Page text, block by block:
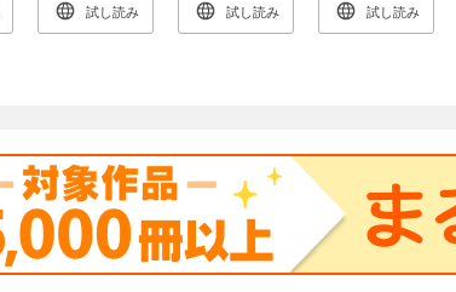
試し読み 試し読み 試し読み